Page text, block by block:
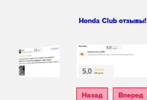
Honda Club отзывы!
Назад Вперед